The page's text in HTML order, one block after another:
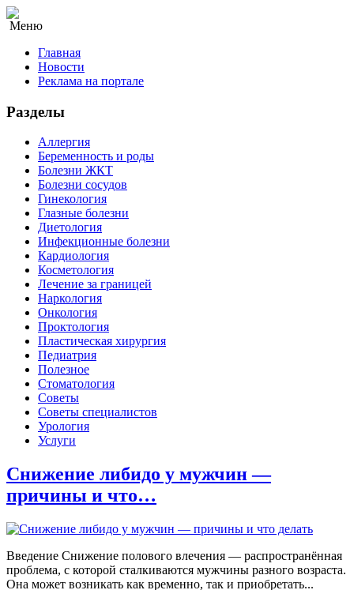
Меню
Главная
Новости
Реклама на портале
Разделы
Аллергия
Беременность и роды
Болезни ЖКТ
Болезни сосудов
Гинекология
Глазные болезни
Диетология
Инфекционные болезни
Кардиология
Косметология
Лечение за границей
Наркология
Онкология
Проктология
Пластическая хирургия
Педиатрия
Полезное
Стоматология
Советы
Советы специалистов
Урология
Услуги
Снижение либидо у мужчин —
причины и что…
Введение Снижение полового влечения — распространённая
проблема, с которой сталкиваются мужчины разного возраста.
Она может возникать как временно, так и приобретать...